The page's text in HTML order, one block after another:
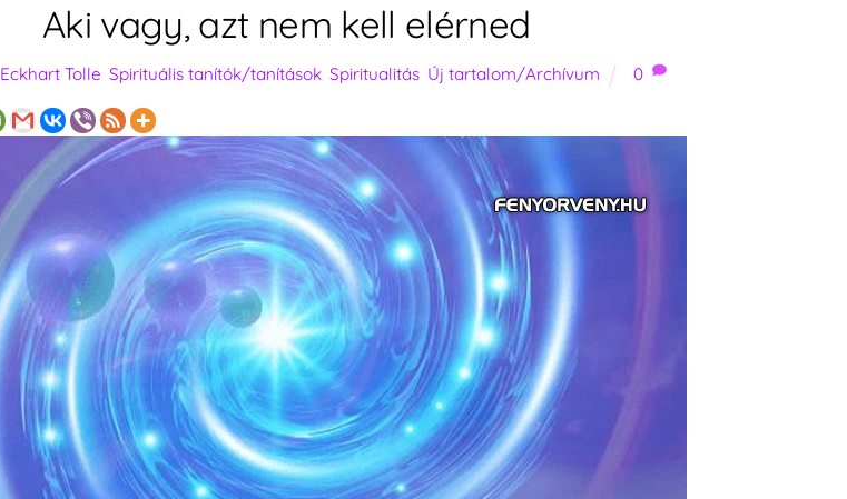
Aki vagy, azt nem kell elérned
Eckhart Tolle Spirituális tanítók/tanítások, Spiritualitás, Új tartalom/Archívum 0